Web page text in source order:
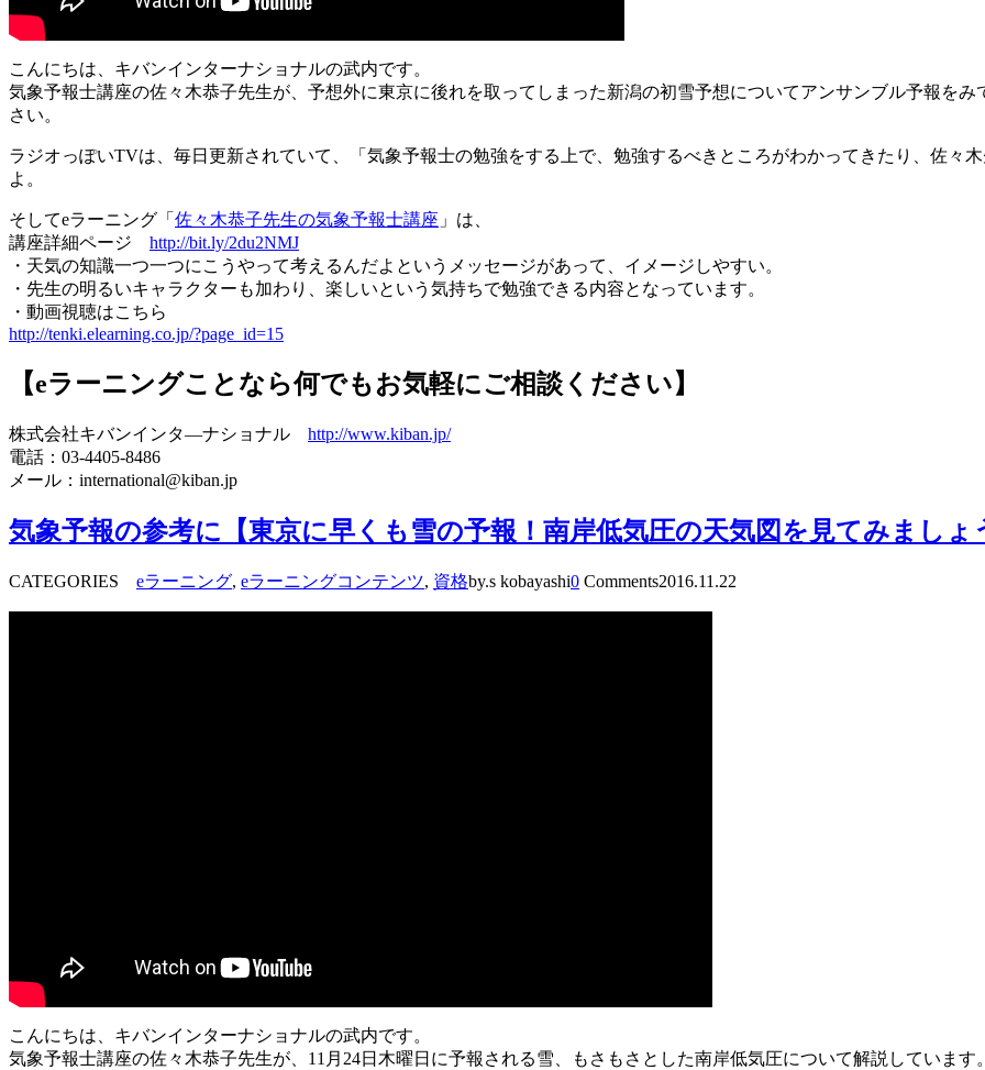
こんにちは、キバンインターナショナルの武内です。
気象予報士講座の佐々木恭子先生が、予想外に東京に後れを取ってしまった新潟の初雪予想についてアンサンブル予報を
さい。
ラジオっぽいTVは、毎日更新されていて、「気象予報士の勉強をする上で、勉強するべきところがわかってきたり、佐々
よ。
そしてeラーニング「 佐々木恭子先生の気象予報士講座 」は、
講座詳細ページ http://bit.ly/2du2NMJ
・天気の知識一つ一つにこうやって考えるんだよというメッセージがあって、イメージしやすい。
・先生の明るいキャラクターも加わり、楽しいという気持ちで勉強できる内容となっています。
・動画視聴はこちら
http://tenki.elearning.co.jp/?page_id=15
【eラーニングことなら何でもお気軽にご相談ください】
株式会社キバンインタ―ナショナル http://www.kiban.jp/
電話：03-4405-8486
メール：international@kiban.jp
気象予報の参考に【東京に早くも雪の予報！南岸低気圧の天気図を見てみましょ
CATEGORIES eラーニング, eラーニングコンテンツ, 資格by.s kobayashi0 Comments2016.11.22
こんにちは、キバンインターナショナルの武内です。
気象予報士講座の佐々木恭子先生が、11月24日木曜日に予報される雪、もさもさとした南岸低気圧について解説していま